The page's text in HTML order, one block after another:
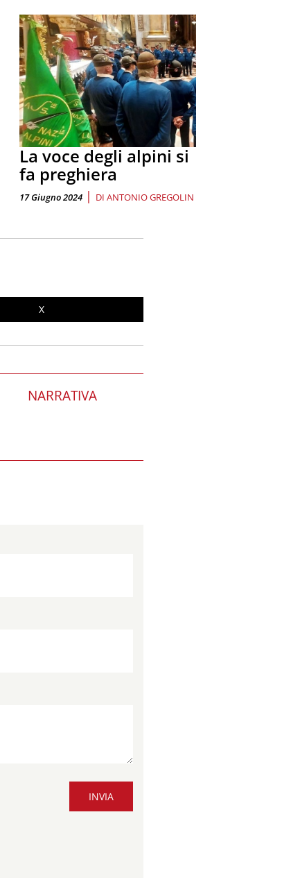
La voce degli alpini si
fa preghiera
17 Giugno 2024 | DI ANTONIO GREGOLIN
X
NARRATIVA
INVIA